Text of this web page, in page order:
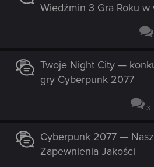
Wiedźmin 3 Gra Roku w
Twoje Night City —
gry Cyberpunk 2077
3
Cyberpunk 2077 —
Zapewnienia Jakości